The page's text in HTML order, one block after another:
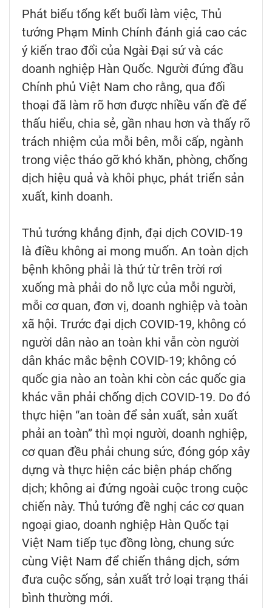
Phát biểu tổng kết buổi làm việc, Thủ
tướng Phạm Minh Chính đánh giá cao các
ý kiến trao đổi của Ngài Đại sứ và các
doanh nghiệp Hàn Quốc. Người đứng đầu
Chính phủ Việt Nam cho rằng, qua đối
thoại đã làm rõ hơn được nhiều vấn đề để
thấu hiểu, chia sẻ, gần nhau hơn và thấy rõ
trách nhiệm của mỗi bên, mỗi cấp, ngành
trong việc tháo gỡ khó khăn, phòng, chống
dịch hiệu quả và khôi phục, phát triển sản
xuất, kinh doanh.
Thủ tướng khẳng định, đại dịch COVID-19
là điều không ai mong muốn. An toàn dịch
bệnh không phải là thứ từ trên trời rơi
xuống mà phải do nỗ lực của mỗi người,
mỗi cơ quan, đơn vị, doanh nghiệp và toàn
xã hội. Trước đại dịch COVID-19, không có
người dân nào an toàn khi vẫn còn người
dân khác mắc bệnh COVID-19; không có
quốc gia nào an toàn khi còn các quốc gia
khác vẫn phải chống dịch COVID-19. Do đó
thực hiện “an toàn để sản xuất, sản xuất
phải an toàn” thì mọi người, doanh nghiệp,
cơ quan đều phải chung sức, đóng góp xây
dựng và thực hiện các biện pháp chống
dịch; không ai đứng ngoài cuộc trong cuộc
chiến này. Thủ tướng đề nghị các cơ quan
ngoại giao, doanh nghiệp Hàn Quốc tại
Việt Nam tiếp tục đồng lòng, chung sức
cùng Việt Nam để chiến thắng dịch, sớm
đưa cuộc sống, sản xuất trở loại trạng thái
bình thường mới.